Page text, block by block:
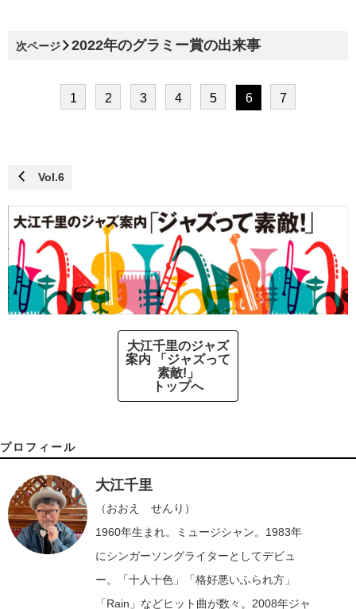
次ページ 2022年のグラミー賞の出来事
1 2 3 4 5 6 7
Vol.6
大江千里のジャズ
案内 「ジャズって
素敵!」
トップへ
プロフィール
大江千里
（おおえ せんり）
1960年生まれ。ミュージシャン。1983年
にシンガーソングライターとしてデビュ
ー。「十人十色」「格好悪いふられ方」
「Rain」などヒット曲が数々。2008年ジャ